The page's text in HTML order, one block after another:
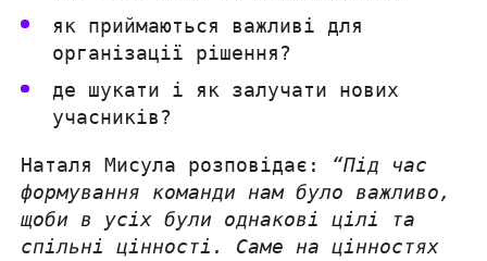
як приймаються важливі для
організації рішення?
де шукати і як залучати нових
учасників?
Наталя Мисула розповідає: “Під час
формування команди нам було важливо,
щоби в усіх були однакові цілі та
спільні цінності. Саме на цінностях